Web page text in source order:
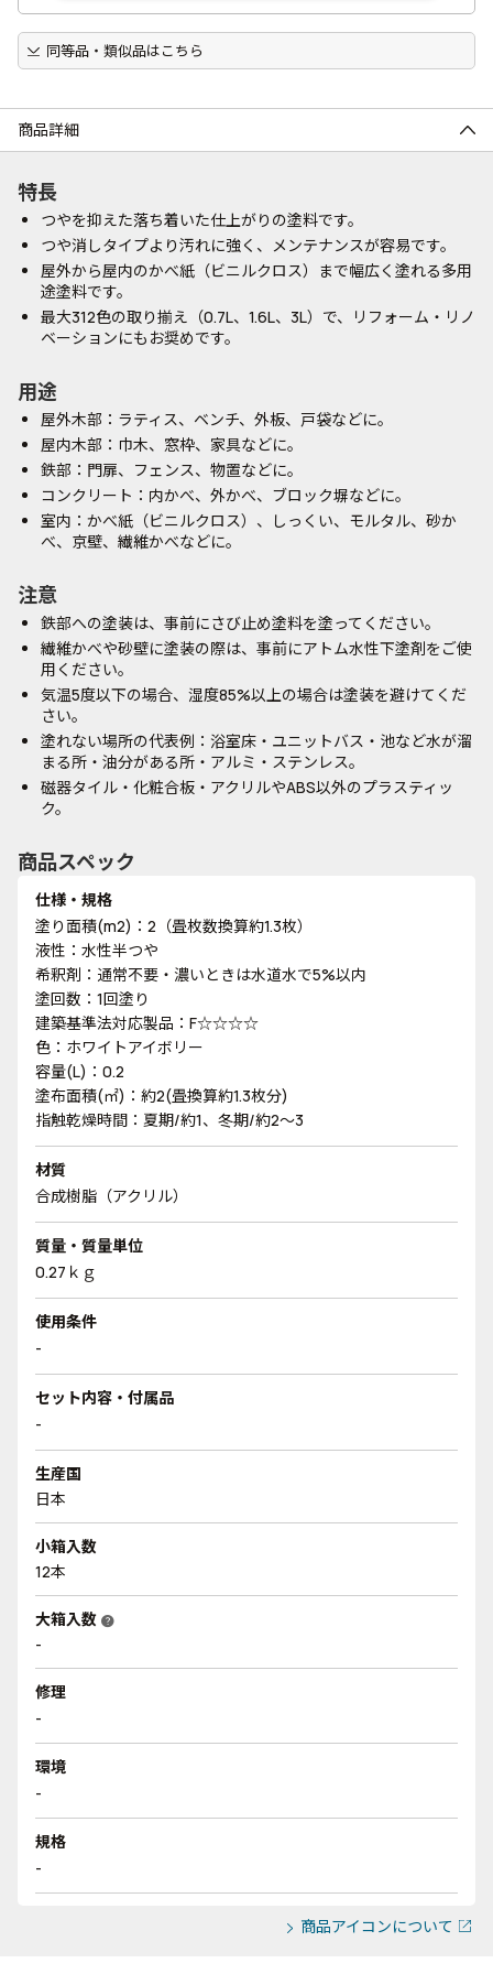
同等品・類似品はこちら
商品詳細
特長
つやを抑えた落ち着いた仕上がりの塗料です。
つや消しタイプより汚れに強く、メンテナンスが容易です。
屋外から屋内のかべ紙（ビニルクロス）まで幅広く塗れる多用
途塗料です。
最大312色の取り揃え（0.7L、1.6L、3L）で、リフォーム・リノ
ベーションにもお奨めです。
用途
屋外木部：ラティス、ベンチ、外板、戸袋などに。
屋内木部：巾木、窓枠、家具などに。
鉄部：門扉、フェンス、物置などに。
コンクリート：内かべ、外かべ、ブロック塀などに。
室内：かべ紙（ビニルクロス）、しっくい、モルタル、砂か
べ、京壁、繊維かべなどに。
注意
鉄部への塗装は、事前にさび止め塗料を塗ってください。
繊維かべや砂壁に塗装の際は、事前にアトム水性下塗剤をご使
用ください。
気温5度以下の場合、湿度85%以上の場合は塗装を避けてくだ
さい。
塗れない場所の代表例：浴室床・ユニットバス・池など水が溜
まる所・油分がある所・アルミ・ステンレス。
磁器タイル・化粧合板・アクリルやABS以外のプラスティッ
ク。
商品スペック
仕様・規格
塗り面積(m2)：2（畳枚数換算約1.3枚）
液性：水性半つや
希釈剤：通常不要・濃いときは水道水で5%以内
塗回数：1回塗り
建築基準法対応製品：F☆☆☆☆
色：ホワイトアイボリー
容量(L)：0.2
塗布面積(㎡)：約2(畳換算約1.3枚分)
指触乾燥時間：夏期/約1、冬期/約2～3
材質
合成樹脂（アクリル）
質量・質量単位
0.27ｋｇ
使用条件
-
セット内容・付属品
-
生産国
日本
小箱入数
12本
大箱入数 help
-
修理
-
環境
-
規格
-
商品アイコンについて